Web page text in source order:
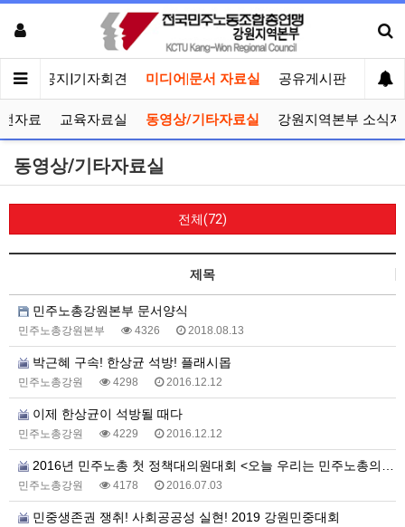
인 공지|기자회견 미디어|문서 자료실 공유게시판 선거
자료 교육자료실 동영상/기타자료실 강원지역본부 소식지
동영상/기타자료실
전체(72)
제목
민주노총강원본부 문서양식
민주노총강원본부 4326 2018.08.13
박근혜 구속! 한상균 석방! 플래시몹
민주노총강원 4298 2016.12.12
이제 한상균이 석방될 때다
민주노총강원 4229 2016.12.12
2016년 민주노총 첫 정책대의원대회 <오늘 우리는 민주노총의 새로운 역사를 쓴다>
민주노총강원 4178 2016.07.03
민중생존권 쟁취! 사회공공성 실현! 2019 강원민중대회